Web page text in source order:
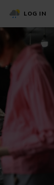
LOG IN